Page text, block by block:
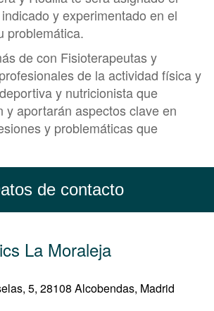
y experimentado en el
problemática.
de con Fisioterapeutas y
de la actividad física y
y nutricionista que
y aportarán aspectos clave en
y problemáticas que
de contacto
La Moraleja
5, 28108 Alcobendas, Madrid